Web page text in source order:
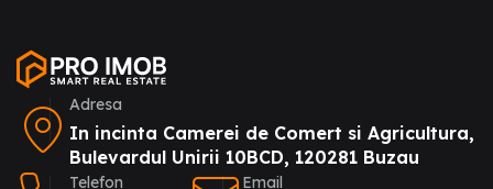
Adresa
In incinta Camerei de Comert si Agricultura,
Bulevardul Unirii 10BCD, 120281 Buzau
Telefon Email